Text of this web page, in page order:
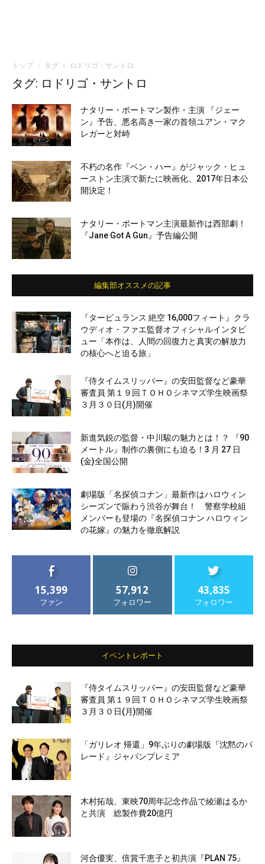
トップ タグ ロドリゴ・サントロ
タグ: ロドリゴ・サントロ
ナタリー・ポートマン製作・主演 『ジェー
ン』予告、悪名高き一家の首領ユアン・マク
レガーと対峙
不朽の名作『ベン・ハー』がジャック・ヒュ
ーストン主演で新たに映画化、2017年日本公
開決定！
ナタリー・ポートマン主演最新作は西部劇！
『Jane Got A Gun』予告編公開
編集部オススメの記事
『タービュランス 絶空 16,000フィート』クラ
ウディオ・ファエ監督オフィシャルインタビ
ュー「本作は、人間の回復力と真実の解放力
の核心へと迫る旅」
『侍タイムスリッパー』の安田監督など豪華
審査員 第１９回ＴＯＨＯシネマズ学生映画祭
３月３０日(月)開催
新進気鋭の監督・中川駿の魅力とは！？ 『90
メートル』制作の裏側にも迫る！3 月 27 日
(金)全国公開
劇場版「名探偵コナン」最新作はハロウィン
シーズンで賑わう渋谷が舞台！ 警察学校組
メンバーも登場の『名探偵コナン ハロウィン
の花嫁』の魅力を徹底解説
15,399
ファン
57,912
フォロワー
43,835
フォロワー
イベントレポート
『侍タイムスリッパー』の安田監督など豪華
審査員 第１９回ＴＯＨＯシネマズ学生映画祭
３月３０日(月)開催
「ガリレオ 帰還」9年ぶりの劇場版『沈黙のパ
レード』ジャパンプレミア
木村拓哉、東映70周年記念作品で綾瀬はるか
と共演 総製作費20億円
河合優実、倍賞千恵子と初共演『PLAN 75』